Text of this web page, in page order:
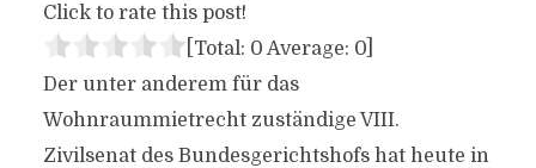
Click to rate this post!
[Total: 0 Average: 0]
Der unter anderem für das
Wohnraummietrecht zuständige VIII.
Zivilsenat des Bundesgerichtshofs hat heute in